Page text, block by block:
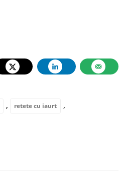
, retete cu iaurt ,